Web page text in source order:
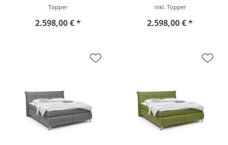
Topper
2.598,00 € *
inkl. Topper
2.598,00 € *